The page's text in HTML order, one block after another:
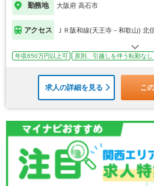
勤務地 大阪府 高石市
アクセス ＪＲ阪和線(天王寺－和歌山) 北
年収650万円以上可 原則、引越しを伴う転勤なし
求人の詳細を見る こ